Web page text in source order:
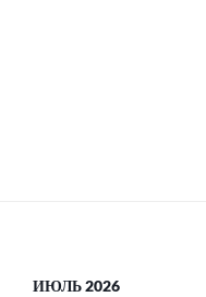
ИЮЛЬ 2026